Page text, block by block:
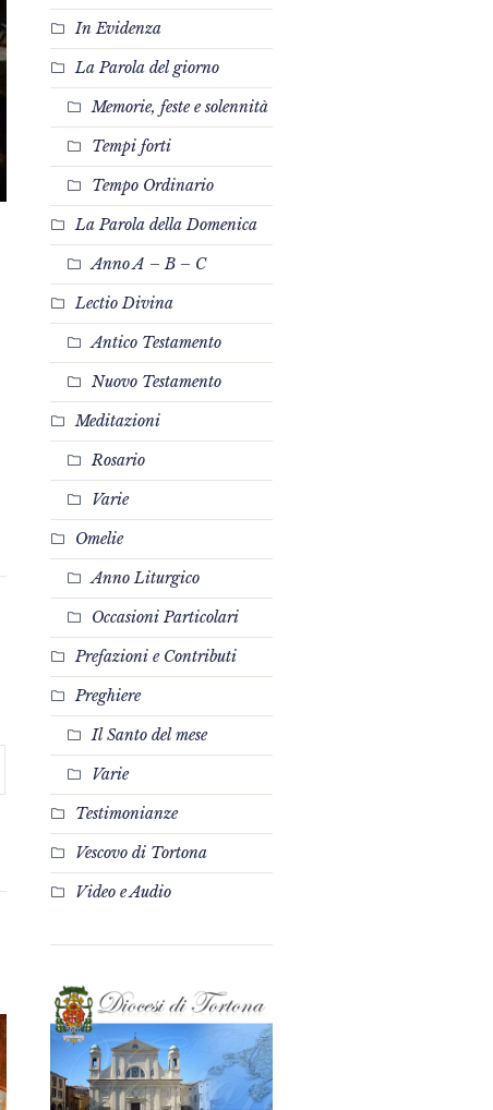
In Evidenza
La Parola del giorno
Memorie, feste e solennità
Tempi forti
Tempo Ordinario
La Parola della Domenica
Anno A – B – C
Lectio Divina
Antico Testamento
Nuovo Testamento
Meditazioni
Rosario
Varie
Omelie
Anno Liturgico
Occasioni Particolari
Prefazioni e Contributi
Preghiere
Il Santo del mese
Varie
Testimonianze
Vescovo di Tortona
Video e Audio